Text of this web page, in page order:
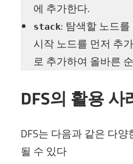
에 추가한다.
stack: 탐색할 노드
시작 노드를 먼저 추
로 추가하여 올바른
DFS의 활용 사
DFS는 다음과 같은 다
될 수 있다